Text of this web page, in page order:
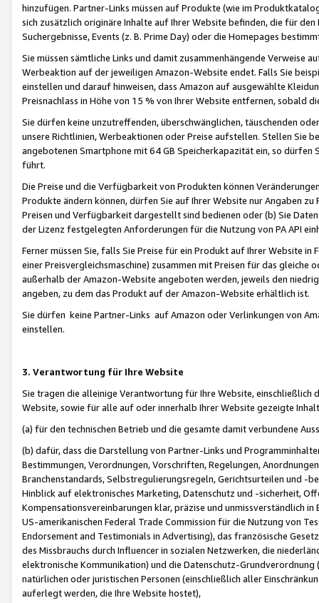
hinzufügen. Partner-Links müssen auf Produkte (wie im
sich zusätzlich originäre Inhalte auf Ihrer Website befinden, die für
Suchergebnisse, Events (z. B. Prime Day) oder die Homepages
Sie müssen sämtliche Links und damit zusammenhängende
Werbeaktion auf der jeweiligen Amazon-Website endet. Falls Sie
einstellen und darauf hinweisen, dass Amazon auf ausgewählte
Preisnachlass in Höhe von 15 % von Ihrer Website entfernen, sobald
Sie dürfen keine unzutreffenden, überschwänglichen, täuschenden
unsere Richtlinien, Werbeaktionen oder Preise aufstellen. Stellen Sie
angebotenen Smartphone mit 64 GB Speicherkapazität ein, so dürfen
führt.
Die Preise und die Verfügbarkeit von Produkten können
Produkte ändern können, dürfen Sie auf Ihrer Website nur Angaben
Preisen und Verfügbarkeit dargestellt sind bedienen oder (b) Sie
der Lizenz festgelegten Anforderungen für die Nutzung von PA API
Ferner müssen Sie, falls Sie Preise für ein Produkt auf Ihrer Website
einer Preisvergleichsmaschine) zusammen mit Preisen für das
außerhalb der Amazon-Website angeboten werden, jeweils den
angeben, zu dem das Produkt auf der Amazon-Website erhältlich ist.
Sie dürfen keine Partner-Links auf Amazon oder Verlinkungen von
einstellen.
3. Verantwortung für Ihre Website
Sie tragen die alleinige Verantwortung für Ihre Website,
Website, sowie für alle auf oder innerhalb Ihrer Website gezeigte
(a) für den technischen Betrieb und die gesamte damit verbundene
(b) dafür, dass die Darstellung von Partner-Links und
Bestimmungen, Verordnungen, Vorschriften, Regelungen,
Branchenstandards, Selbstregulierungsregeln, Gerichtsurteilen und -
Hinblick auf elektronisches Marketing, Datenschutz und -sicherheit,
Kompensationsvereinbarungen klar, präzise und unmissverständlich
US-amerikanischen Federal Trade Commission für die Nutzung von
Endorsement and Testimonials in Advertising), das französische
des Missbrauchs durch Influencer in sozialen Netzwerken, die
elektronische Kommunikation) und die Datenschutz-
natürlichen oder juristischen Personen (einschließlich aller
auferlegt werden, die Ihre Website hostet),